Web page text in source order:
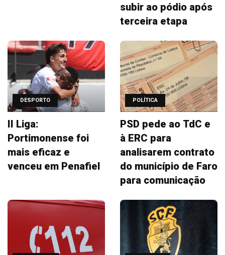
subir ao pódio após
terceira etapa
DESPORTO
II Liga:
Portimonense foi
mais eficaz e
venceu em Penafiel
POLÍTICA
PSD pede ao TdC e
à ERC para
analisarem contrato
do município de Faro
para comunicação